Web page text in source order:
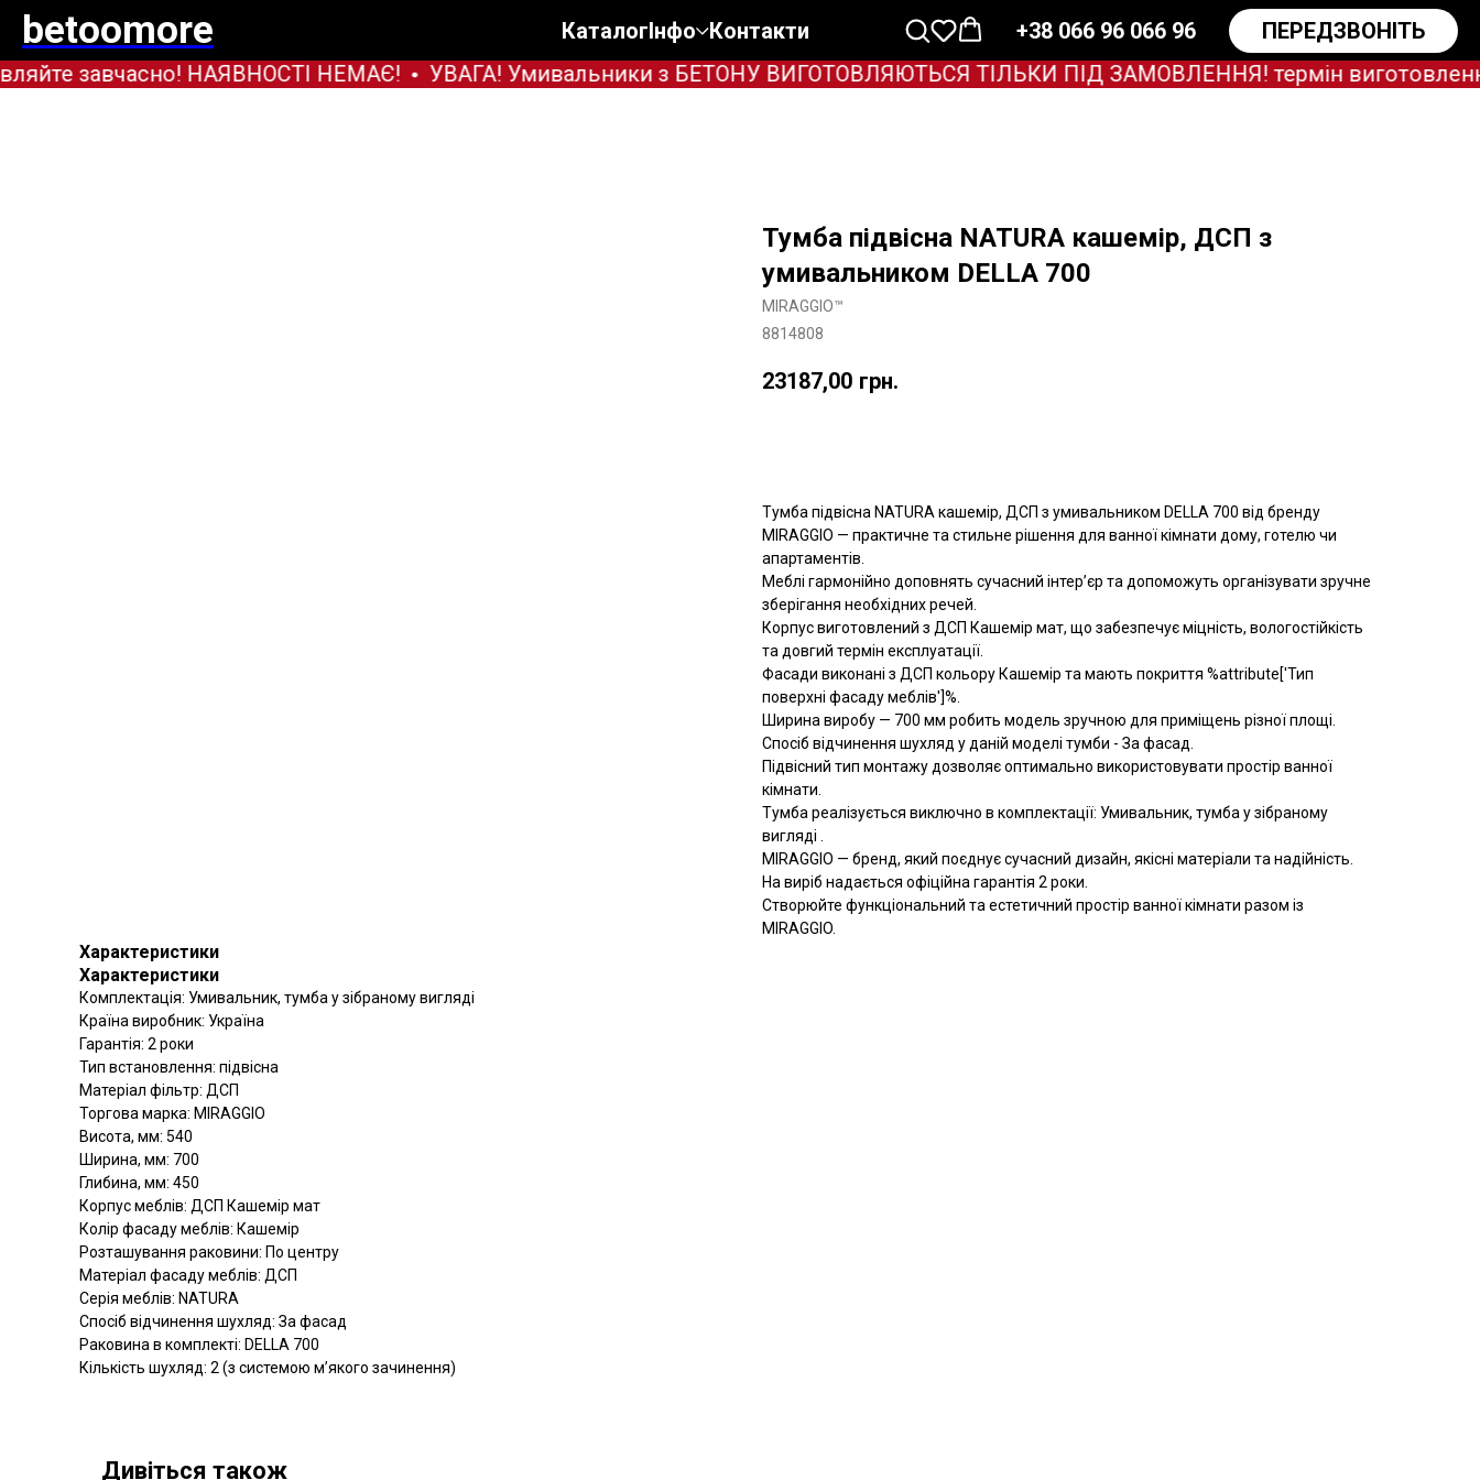
betoomore КаталогІнфо Контакти +38 066 96 066 96
ПЕРЕДЗВОНІТЬ
завчасно! НАЯВНОСТІ НЕМАЄ!
УВАГА! Умивальники з БЕТОНУ ВИГОТОВЛЯЮТЬСЯ ТІЛЬКИ ПІД ЗАМОВЛЕННЯ! термін виготовлення
Тумба підвісна NATURA кашемір, ДСП з
умивальником DELLA 700
MIRAGGIO™
8814808
23187,00 грн.
Тумба підвісна NATURA кашемір, ДСП з умивальником DELLA 700 від бренду
MIRAGGIO — практичне та стильне рішення для ванної кімнати дому, готелю чи
апартаментів.
Меблі гармонійно доповнять сучасний інтер’єр та допоможуть організувати зручне
зберігання необхідних речей.
Корпус виготовлений з ДСП Кашемір мат, що забезпечує міцність, вологостійкість
та довгий термін експлуатації.
Фасади виконані з ДСП кольору Кашемір та мають покриття %attribute['Тип
поверхні фасаду меблів']%.
Ширина виробу — 700 мм робить модель зручною для приміщень різної площі.
Спосіб відчинення шухляд у даній моделі тумби - За фасад.
Підвісний тип монтажу дозволяє оптимально використовувати простір ванної
кімнати.
Тумба реалізується виключно в комплектації: Умивальник, тумба у зібраному
вигляді .
MIRAGGIO — бренд, який поєднує сучасний дизайн, якісні матеріали та надійність.
На виріб надається офіційна гарантія 2 роки.
Створюйте функціональний та естетичний простір ванної кімнати разом із
MIRAGGIO.
Характеристики
Характеристики
Комплектація: Умивальник, тумба у зібраному вигляді
Країна виробник: Україна
Гарантія: 2 роки
Тип встановлення: підвісна
Матеріал фільтр: ДСП
Торгова марка: MIRAGGIO
Висота, мм: 540
Ширина, мм: 700
Глибина, мм: 450
Корпус меблів: ДСП Кашемір мат
Колір фасаду меблів: Кашемір
Розташування раковини: По центру
Матеріал фасаду меблів: ДСП
Серія меблів: NATURA
Спосіб відчинення шухляд: За фасад
Раковина в комплекті: DELLA 700
Кількість шухляд: 2 (з системою м’якого зачинення)
Дивіться також